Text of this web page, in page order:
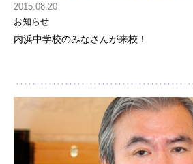
2015.08.20
お知らせ
内浜中学校のみなさんが来校！